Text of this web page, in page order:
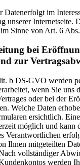
Datenerfolgt im
unserer Internetseite.
im Sinne von Art. 6
bei
zur
b DS-GVO werden
wenn Sie uns
oder bei der
Welche Daten
ersichtlich.
möglich und kann
Verantwortlichen
Ihnen mitgeteilten
vollständiger
werden